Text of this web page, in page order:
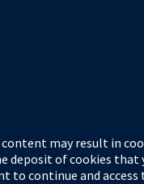
may result in
deposit of cookies that
to continue and